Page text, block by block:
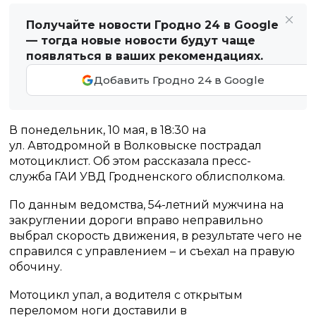
Получайте новости Гродно 24 в Google
— тогда новые новости будут чаще
появляться в ваших рекомендациях.
Добавить Гродно 24 в Google
В понедельник, 10 мая, в 18:30 на
ул. Автодромной в Волковыске пострадал
мотоциклист. Об этом рассказала пресс-
служба ГАИ УВД Гродненского облисполкома.
По данным ведомства, 54-летний мужчина на
закруглении дороги вправо неправильно
выбрал скорость движения, в результате чего не
справился с управлением – и съехал на правую
обочину.
Мотоцикл упал, а водителя с открытым
переломом ноги доставили в